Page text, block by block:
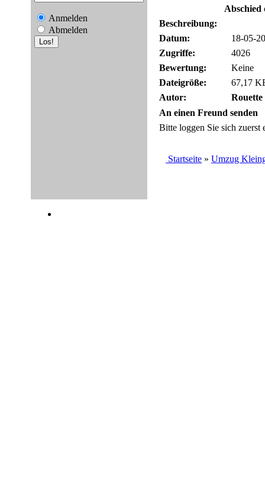
Anmelden
Abmelden
Abschied
Beschreibung:
Datum:
18-05-
Zugriffe:
4026
Bewertung:
Keine
Dateigröße:
67,17
Autor:
Rouette
An einen Freund senden
Bitte loggen Sie sich zuerst
Startseite » Umzug